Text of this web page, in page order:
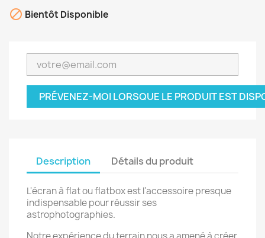
 Bientôt Disponible
PRÉVENEZ-MOI LORSQUE LE PRODUIT EST
Description Détails du produit
L'écran à flat ou flatbox est l'accessoire presque
indispensable pour réussir ses
astrophotographies.